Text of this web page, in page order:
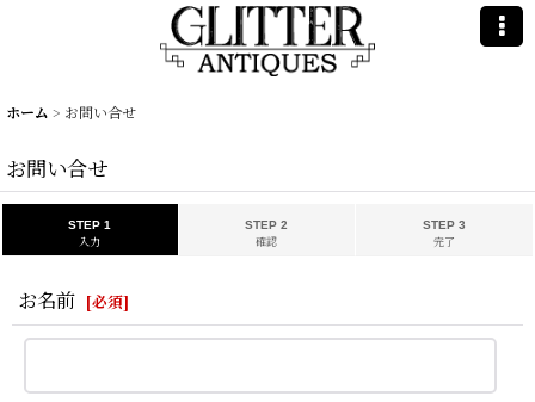
ホーム > お問い合せ
お問い合せ
STEP 1
入力
STEP 2
確認
STEP 3
完了
お名前 [必須]